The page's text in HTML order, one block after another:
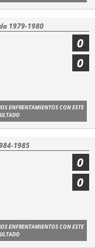
1979-1980
0
0
ENFRENTAMIENTOS CON ESTE
1985
0
0
ENFRENTAMIENTOS CON ESTE